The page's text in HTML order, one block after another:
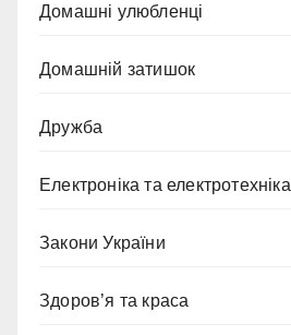
Домашні улюбленці
Домашній затишок
Дружба
Електроніка та електротехніка
Закони України
Здоров’я та краса